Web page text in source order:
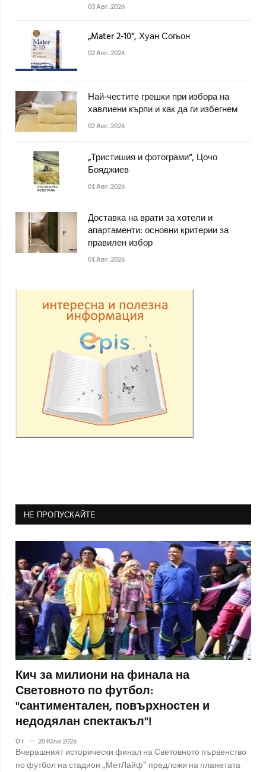
03 Авг. 2026
„Mater 2-10“, Хуан Согьон
02 Авг. 2026
Най-честите грешки при избора на
хавлиени кърпи и как да ги избегнем
02 Авг. 2026
„Тристишия и фотограми“, Цочо
Бояджиев
01 Авг. 2026
Доставка на врати за хотели и
апартаменти: основни критерии за
правилен избор
01 Авг. 2026
НЕ ПРОПУСКАЙТЕ
Кич за милиони на финала на
Световното по футбол:
"сантиментален, повърхностен и
недодялан спектакъл"!
От 20 Юли 2026
Вчерашният исторически финал на Световното първенство
по футбол на стадион „МетЛайф“ предложи на планетата